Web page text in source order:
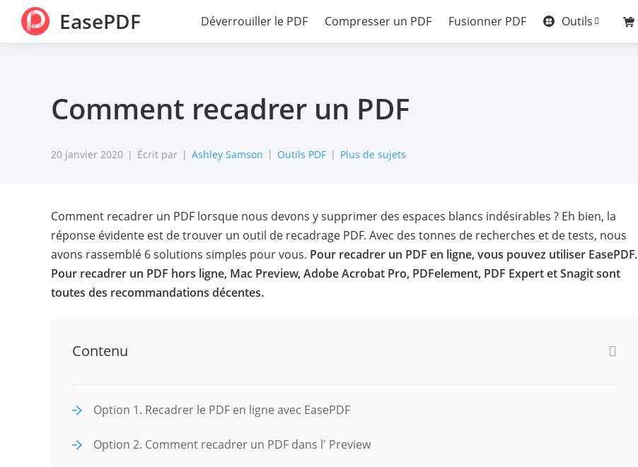
EasePDF Déverrouiller le PDF Compresser un PDF Fusionner PDF Outils
Comment recadrer un PDF
20 janvier 2020 Écrit par Ashley Samson Outils PDF Plus de sujets
Comment recadrer un PDF lorsque nous devons y supprimer des espaces blancs indésirables ? Eh bien, la
réponse évidente est de trouver un outil de recadrage PDF. Avec des tonnes de recherches et de tests, nous
avons rassemblé 6 solutions simples pour vous. Pour recadrer un PDF en ligne, vous pouvez utiliser EasePDF.
Pour recadrer un PDF hors ligne, Mac Preview, Adobe Acrobat Pro, PDFelement, PDF Expert et Snagit sont
toutes des recommandations décentes.
Contenu
Option 1. Recadrer le PDF en ligne avec EasePDF
Option 2. Comment recadrer un PDF dans l' Preview